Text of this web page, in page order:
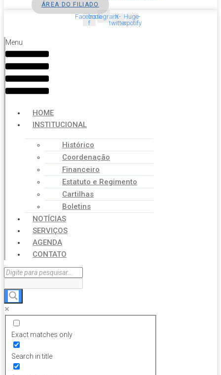
ÁREA DO FILIADO
Facebook-
f
InstagramX-
twitter
Huge-
spotify
Menu
HOME
INSTITUCIONAL
Histórico
Coordenação
Financeiro
Estatuto e Regimento
Cartilhas
Boletins
NOTÍCIAS
SERVIÇOS
AGENDA
CONTATO
Exact matches only
Search in title